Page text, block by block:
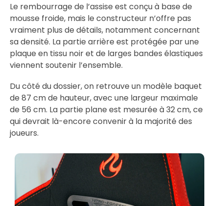
Le rembourrage de l’assise est conçu à base de
mousse froide, mais le constructeur n’offre pas
vraiment plus de détails, notamment concernant
sa densité. La partie arrière est protégée par une
plaque en tissu noir et de larges bandes élastiques
viennent soutenir l’ensemble.
Du côté du dossier, on retrouve un modèle baquet
de 87 cm de hauteur, avec une largeur maximale
de 56 cm. La partie plane est mesurée à 32 cm, ce
qui devrait là-encore convenir à la majorité des
joueurs.